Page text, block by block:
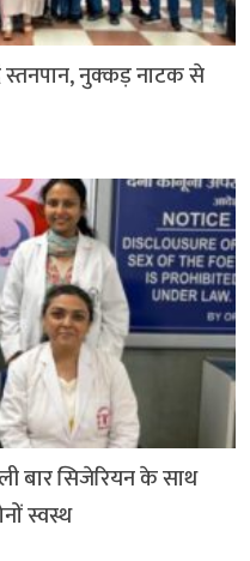
नुक्कड़ नाटक से
बार सिजेरियन के साथ
स्वस्थ